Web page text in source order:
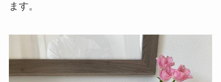
ます。